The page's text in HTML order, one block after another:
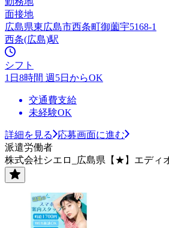
面接地
広島県東広島市西条町御薗宇5168-1
西条(広島)駅
シフト
1日8時間 週5日からOK
交通費支給
未経験OK
詳細を見る
応募画面に進む
派遣労働者
株式会社シエロ_広島県【★】エディ